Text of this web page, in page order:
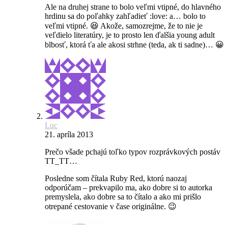
Ale na druhej strane to bolo veľmi vtipné, do hlavného
hrdinu sa do poľahky zahľadieť :love: a… bolo to
veľmi vtipné. 😆 Akože, samozrejme, že to nie je
veľdielo literatúry, je to prosto len ďalšia young adult
blbosť, ktorá ťa ale akosi strhne (teda, ak ti sadne)… 😀
Luc
21. apríla 2013
Prečo všade pchajú toľko typov rozprávkových postáv
TT_TT…
Posledne som čítala Ruby Red, ktorú naozaj
odporúčam – prekvapilo ma, ako dobre si to autorka
premyslela, ako dobre sa to čítalo a ako mi prišlo
otrepané cestovanie v čase originálne. 😉